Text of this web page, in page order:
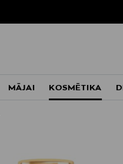
MĀJAI KOSMĒTIKA